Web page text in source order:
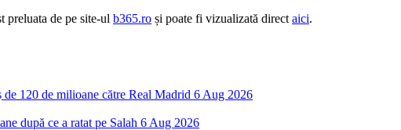
preluata de pe site-ul b365.ro și poate fi vizualizată direct aici.
120 de milioane către Real Madrid 6 Aug 2026
după ce a ratat pe Salah 6 Aug 2026